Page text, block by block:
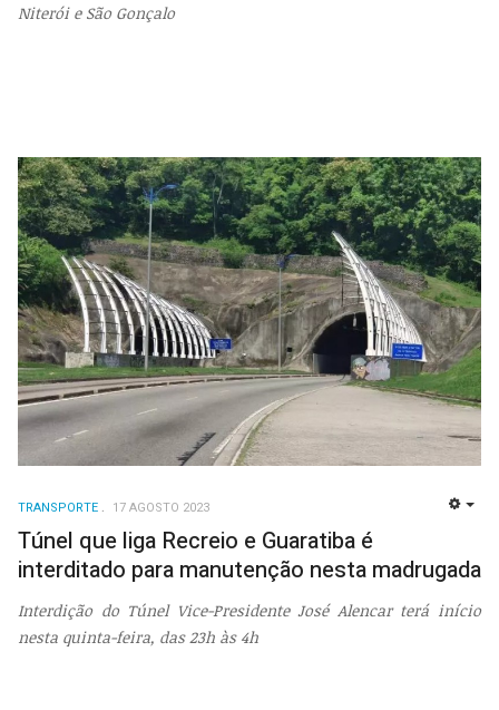
Niterói e São Gonçalo
TRANSPORTE 17 AGOSTO 2023
Túnel que liga Recreio e Guaratiba é
interditado para manutenção nesta madrugada
Interdição do Túnel Vice-Presidente José Alencar terá início
nesta quinta-feira, das 23h às 4h